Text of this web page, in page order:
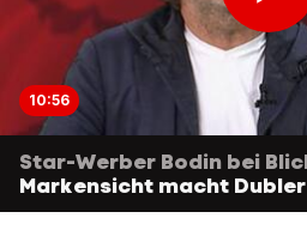
10:56
Star-Werber Bodin bei
Markensicht macht